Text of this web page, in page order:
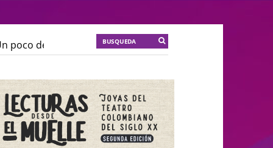
de locura para la cordura
de Teatro Rosa